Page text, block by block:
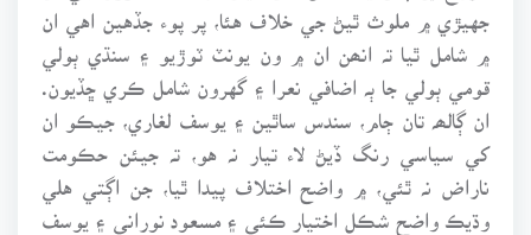
جهيڙي ۾ ملوث ٿيڻ جي خلاف هئا، پر پوء جڏهين اهي ان
۾ شامل ٿيا تہ انھن ان ۾ ون يونٽ ٽوڙيو ۽ سنڌي ٻولي
قومي ٻولي جا ٻہ اضافي نعرا ۽ گهرون شامل ڪري ڇڏيون.
ان ڳالھہ تان ڄام، سندس ساٿين ۽ يوسف لغاري، جيڪو ان
کي سياسي رنگ ڏيڻ لاء تيار نہ هو، تہ جيئن حڪومت
ناراض نہ ٿئي، ۾ واضح اختلاف پيدا ٿيا، جن اڳتي هلي
وڌيڪ واضح شڪل اختيار ڪئي ۽ مسعود نوراني ۽ يوسف